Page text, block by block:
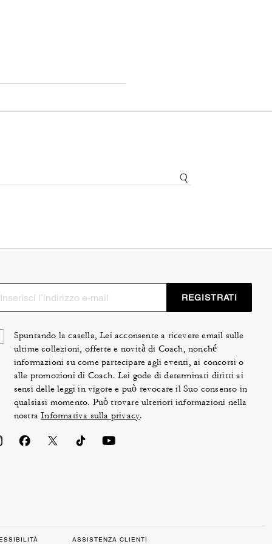
REGISTRATI
Spuntando la casella, Lei acconsente a ricevere email sulle
ultime collezioni, offerte e novità di Coach, nonché
informazioni su come partecipare agli eventi, ai concorsi o
alle promozioni di Coach. Lei gode di determinati diritti ai
sensi delle leggi in vigore e può revocare il Suo consenso in
qualsiasi momento. Può trovare ulteriori informazioni nella
nostraInformativa sulla privacy.
ASSISTENZA CLIENTI